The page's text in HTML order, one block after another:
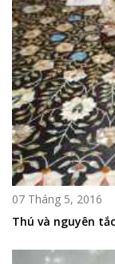
07 Tháng 5, 2016
Thú và nguyên